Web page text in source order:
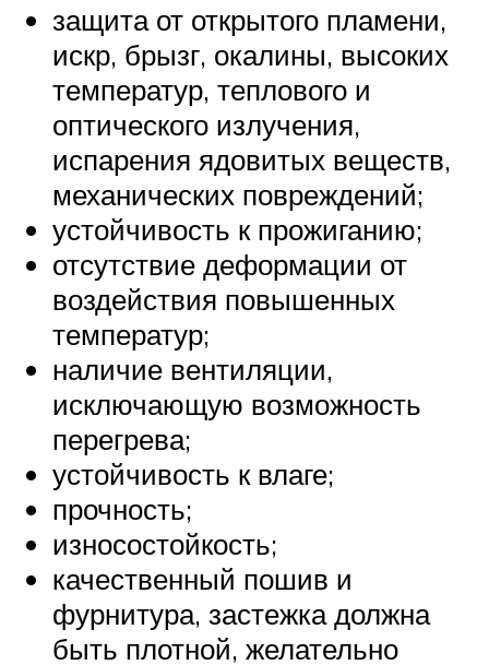
защита от открытого пламени,
искр, брызг, окалины, высоких
температур, теплового и
оптического излучения,
испарения ядовитых веществ,
механических повреждений;
устойчивость к прожиганию;
отсутствие деформации от
воздействия повышенных
температур;
наличие вентиляции,
исключающую возможность
перегрева;
устойчивость к влаге;
прочность;
износостойкость;
качественный пошив и
фурнитура, застежка должна
быть плотной, желательно